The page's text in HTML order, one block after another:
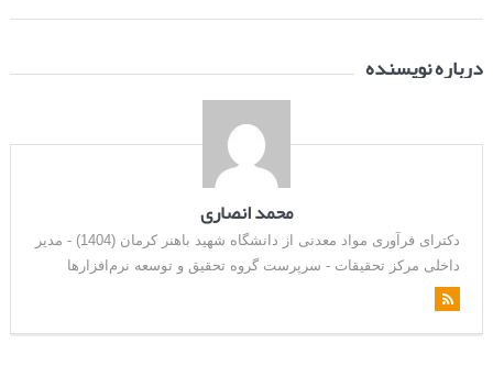
درباره نویسنده
محمد انصاری
دکترای فرآوری مواد معدنی از دانشگاه شهید باهنر کرمان (1404) - مدیر
داخلی مرکز تحقیقات - سرپرست گروه تحقیق و توسعه نرم‌افزارها